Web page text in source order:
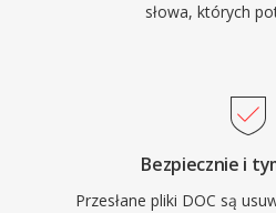
słowa, których
Bezpiecznie i
Przesłane pliki DOC są